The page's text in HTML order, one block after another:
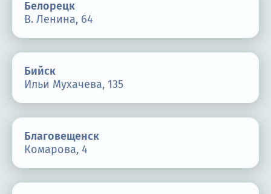
Белорецк
В. Ленина, 64
Бийск
Ильи Мухачева, 135
Благовещенск
Комарова, 4